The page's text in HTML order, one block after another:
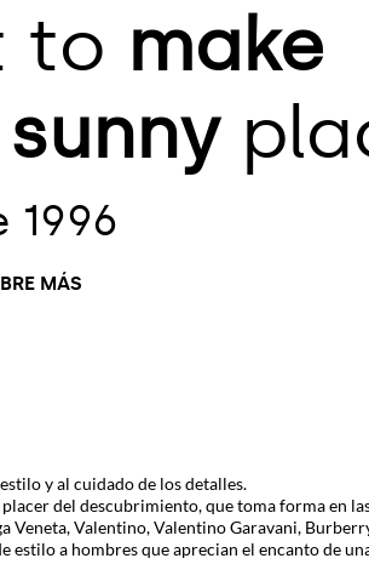
to make
1996
MÁS
y al cuidado de los detalles.
del descubrimiento, que toma forma en
Veneta,Valentino,Valentino Garavani,
estilo a hombres que aprecian el encanto de